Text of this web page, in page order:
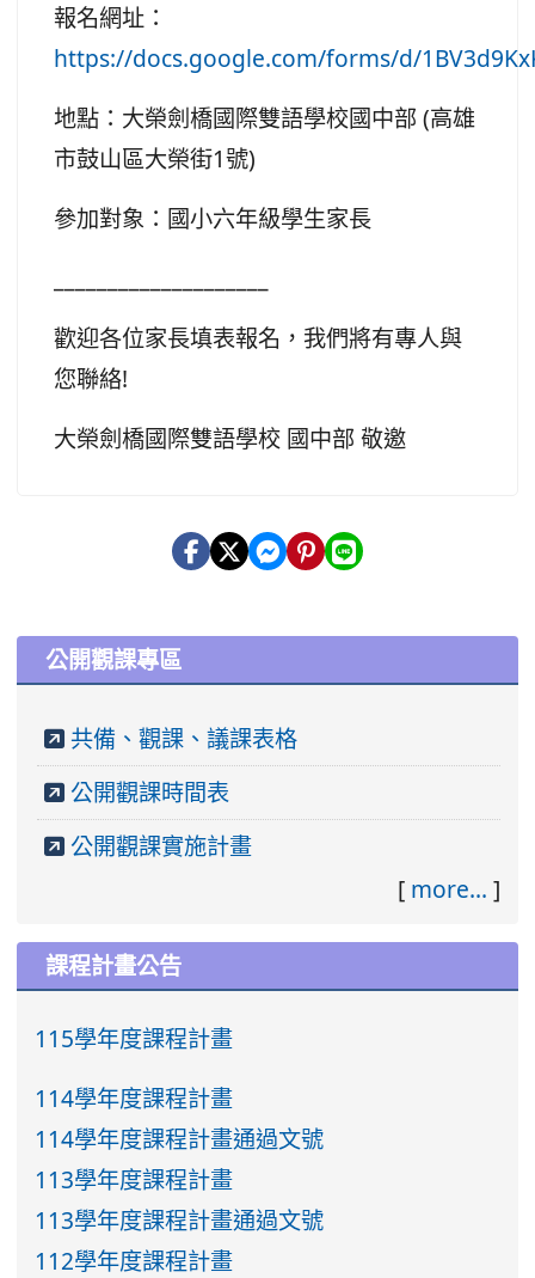
報名網址：
https://docs.google.com/forms/d/
地點：大榮劍橋國際雙語學校國中部 (高雄
市鼓山區大榮街1號)
參加對象：國小六年級學生家長
歡迎各位家長填表報名，我們將有專人與
您聯絡!
大榮劍橋國際雙語學校 國中部 敬邀
公開觀課專區
共備、觀課、議課表格
公開觀課時間表
公開觀課實施計畫
[ more... ]
課程計畫公告
115學年度課程計畫
114學年度課程計畫
114學年度課程計畫通過文號
113學年度課程計畫
113學年度課程計畫通過文號
112學年度課程計畫